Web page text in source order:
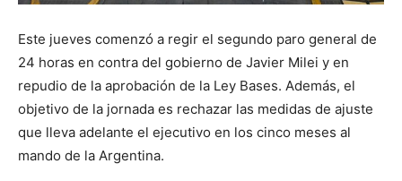
Este jueves comenzó a regir el segundo paro general de
24 horas en contra del gobierno de Javier Milei y en
repudio de la aprobación de la Ley Bases. Además, el
objetivo de la jornada es rechazar las medidas de ajuste
que lleva adelante el ejecutivo en los cinco meses al
mando de la Argentina.